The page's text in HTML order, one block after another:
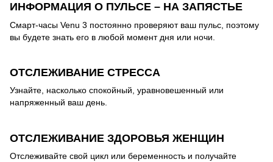
ИНФОРМАЦИЯ О ПУЛЬСЕ – НА ЗАПЯСТЬЕ
Смарт-часы Venu 3 постоянно проверяют ваш пульс, поэтому
вы будете знать его в любой момент дня или ночи.
ОТСЛЕЖИВАНИЕ СТРЕССА
Узнайте, насколько спокойный, уравновешенный или
напряженный ваш день.
ОТСЛЕЖИВАНИЕ ЗДОРОВЬЯ ЖЕНЩИН
Отслеживайте свой цикл или беременность и получайте